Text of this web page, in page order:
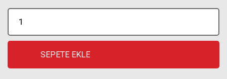
SEPETE EKLE